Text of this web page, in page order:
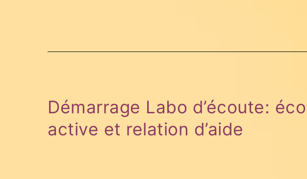
Démarrage Labo d’écoute:
active et relation d’aide